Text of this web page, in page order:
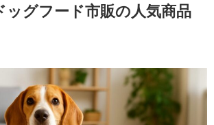
ッグフード市販の人気商品